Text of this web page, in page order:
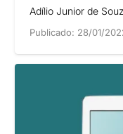
Adílio Junior de
Publicado: 28/01/